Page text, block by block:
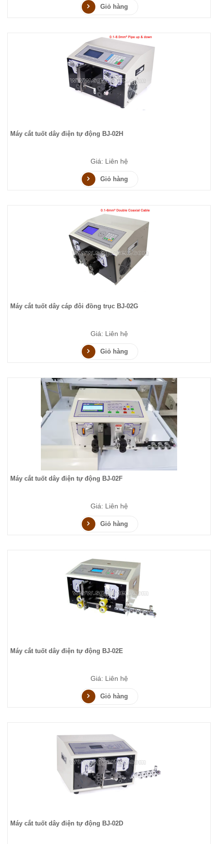
Giỏ hàng
Máy cắt tuốt dây điện tự động BJ-02H
Giá: Liên hệ
Giỏ hàng
Máy cắt tuốt dây cáp đôi đồng trục BJ-02G
Giá: Liên hệ
Giỏ hàng
Máy cắt tuốt dây điện tự động BJ-02F
Giá: Liên hệ
Giỏ hàng
Máy cắt tuốt dây điện tự động BJ-02E
Giá: Liên hệ
Giỏ hàng
Máy cắt tuốt dây điện tự động BJ-02D